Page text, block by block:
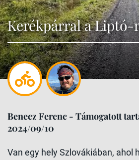
Kerékpárral a Liptó-
Benecz Ferenc - Támogatott
2024/09/10
Van egy hely Szlovákiában, ahol